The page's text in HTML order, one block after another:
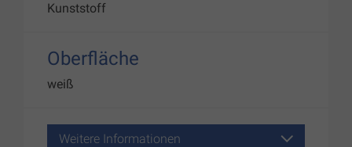
Kunststoff
Oberfläche
weiß
Weitere Informationen